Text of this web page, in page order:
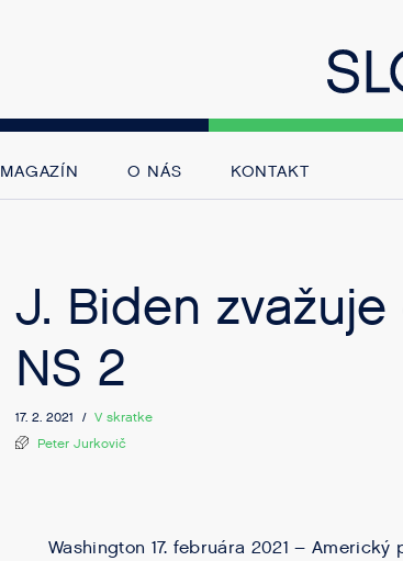
MAGAZÍN O NÁS KONTAKT
J. Biden
NS 2
17. 2. 2021 / V skratke
Peter Jurkovič
Washington 17. februára 2021 –